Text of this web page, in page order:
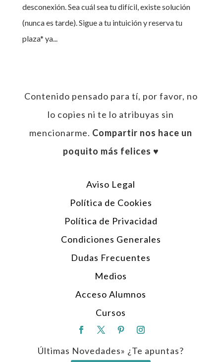
desconexión. Sea cuál sea tu difícil, existe solución
(nunca es tarde). Sigue a tu intuición y reserva tu
plaza* ya...
Contenido pensado para tí, por favor, no
lo copies ni te lo atribuyas sin
mencionarme. Compartir nos hace un
poquito más felices ♥︎
Aviso Legal
Política de Cookies
Política de Privacidad
Condiciones Generales
Dudas Frecuentes
Medios
Acceso Alumnos
Cursos
Últimas Novedades» ¿Te apuntas?